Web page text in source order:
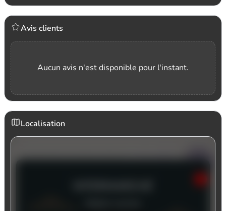
Avis clients
Aucun avis n'est disponible pour l'instant.
Localisation